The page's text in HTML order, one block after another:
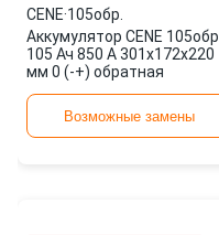
CENE·105обр.
Аккумулятор CENE 105обр.
105 Ач 850 А 301x172x220
мм 0 (-+) обратная
Возможные замены